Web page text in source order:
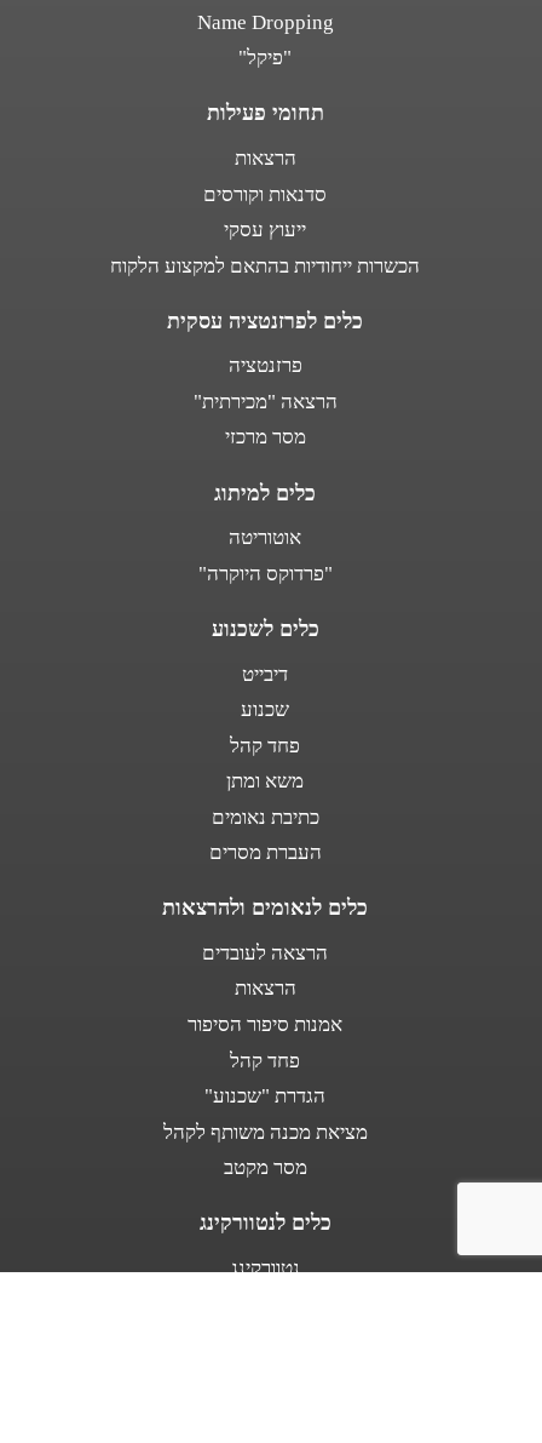
Name Dropping
"פיקל"
תחומי פעילות
הרצאות
סדנאות וקורסים
ייעוץ עסקי
הכשרות ייחודיות בהתאם למקצוע הלקוח
כלים לפרזנטציה עסקית
פרזנטציה
הרצאה "מכירתית"
מסר מרכזי
כלים למיתוג
אוטוריטה
"פרדוקס היוקרה"
כלים לשכנוע
דיבייט
שכנוע
פחד קהל
משא ומתן
כתיבת נאומים
העברת מסרים
כלים לנאומים ולהרצאות
הרצאה לעובדים
הרצאות
אמנות סיפור הסיפור
פחד קהל
הגדרת "שכנוע"
מציאת מכנה משותף לקהל
מסר מקטב
כלים לנטוורקינג
נטוורקינג